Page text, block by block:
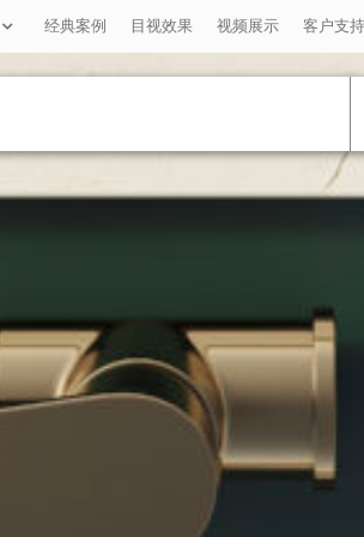
经典案例 目视效果 视频展示 客户支持